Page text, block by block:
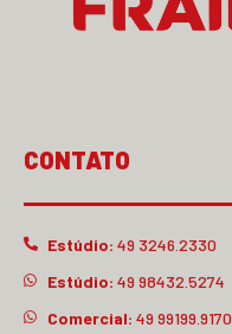
CONTATO
Estúdio: 49 3246.2330
Estúdio: 49 98432.5274
Comercial: 49 99199.9170